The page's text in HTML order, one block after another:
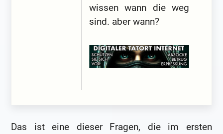
wissen wann die weg
sind. aber wann?
Das ist eine dieser Fragen, die im ersten